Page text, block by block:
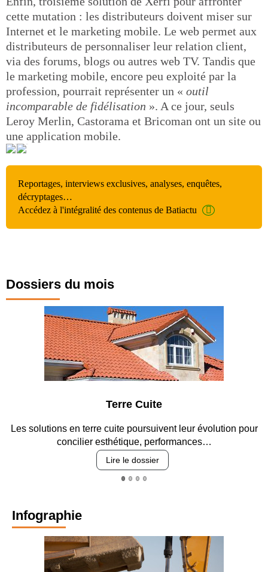
cette mutation : les distributeurs doivent miser sur
Internet et le marketing mobile. Le web permet aux
distributeurs de personnaliser leur relation client,
via des forums, blogs ou autres web TV. Tandis que
le marketing mobile, encore peu exploité par la
profession, pourrait représenter un « outil
incomparable de fidélisation ». A ce jour, seuls
Leroy Merlin, Castorama et Bricoman ont un site ou
une application mobile.
Reportages, interviews exclusives, analyses, enquêtes,
décryptages…
Accédez à l'intégralité des contenus de Batiactu
Dossiers du mois
poursuivent leur évolution pour
performances…
Entre circulation,
Infographie